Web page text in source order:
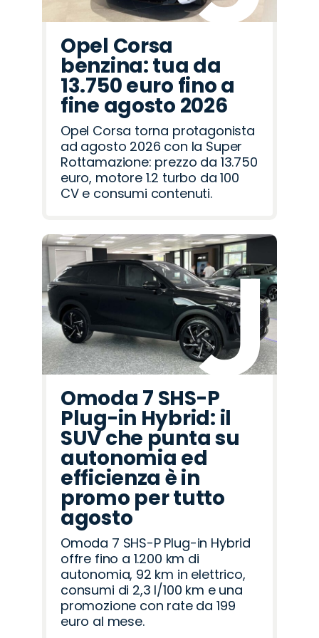
Opel Corsa
benzina: tua da
13.750 euro fino a
fine agosto 2026
Opel Corsa torna protagonista
ad agosto 2026 con la Super
Rottamazione: prezzo da 13.750
euro, motore 1.2 turbo da 100
CV e consumi contenuti.
Omoda 7 SHS-P
Plug-in Hybrid: il
SUV che punta su
autonomia ed
efficienza è in
promo per tutto
agosto
Omoda 7 SHS-P Plug-in Hybrid
offre fino a 1.200 km di
autonomia, 92 km in elettrico,
consumi di 2,3 l/100 km e una
promozione con rate da 199
euro al mese.